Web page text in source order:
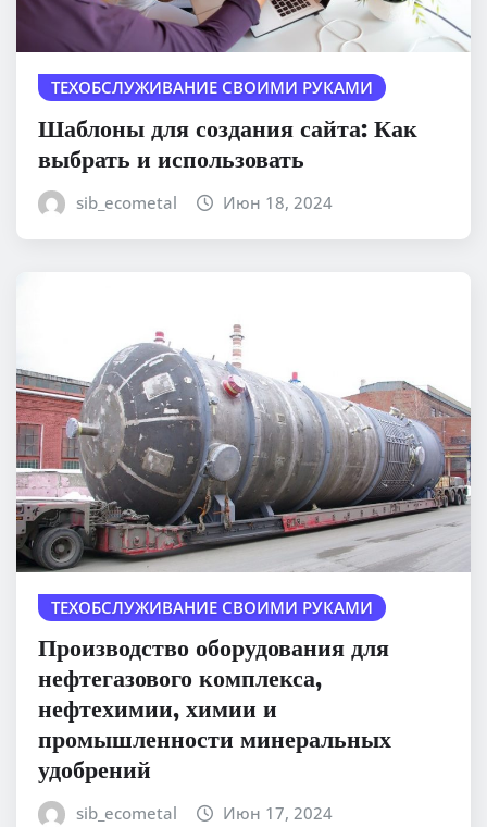
ТЕХОБСЛУЖИВАНИЕ СВОИМИ РУКАМИ
Шаблоны для создания сайта: Как
выбрать и использовать
sib_ecometal Июн 18, 2024
ТЕХОБСЛУЖИВАНИЕ СВОИМИ РУКАМИ
Производство оборудования для
нефтегазового комплекса,
нефтехимии, химии и
промышленности минеральных
удобрений
sib_ecometal Июн 17, 2024